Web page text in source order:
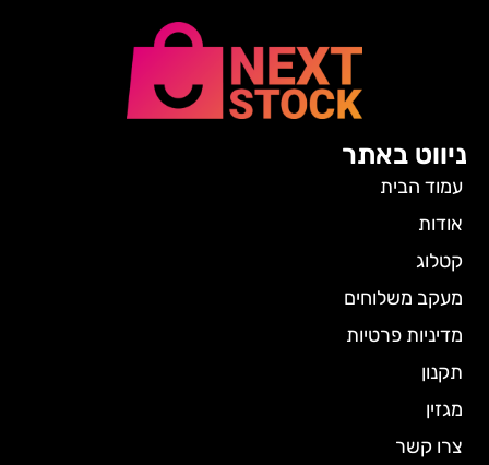
ניווט באתר
עמוד הבית
אודות
קטלוג
מעקב משלוחים
מדיניות פרטיות
תקנון
מגזין
צרו קשר